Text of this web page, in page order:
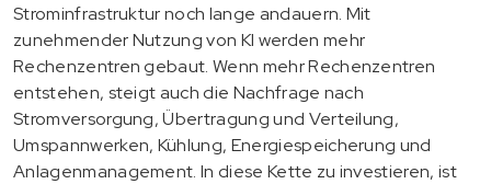
Strominfrastruktur noch lange andauern. Mit
zunehmender Nutzung von KI werden mehr
Rechenzentren gebaut. Wenn mehr Rechenzentren
entstehen, steigt auch die Nachfrage nach
Stromversorgung, Übertragung und Verteilung,
Umspannwerken, Kühlung, Energiespeicherung und
Anlagenmanagement. In diese Kette zu investieren, ist